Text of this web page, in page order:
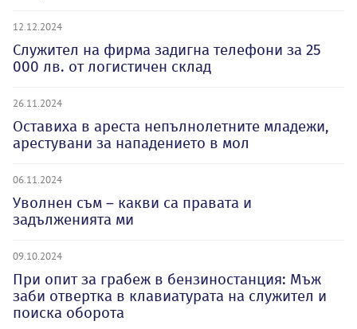
12.12.2024
Служител на фирма задигна телефони за 25
000 лв. от логистичен склад
26.11.2024
Оставиха в ареста непълнолетните младежи,
арестувани за нападението в мол
06.11.2024
Уволнен съм – какви са правата и
задълженията ми
09.10.2024
При опит за грабеж в бензиностанция: Мъж
заби отвертка в клавиатурата на служител и
поиска оборота